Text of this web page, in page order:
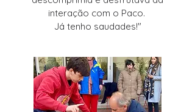
interação com o Paco.
Já tenho saudades!"